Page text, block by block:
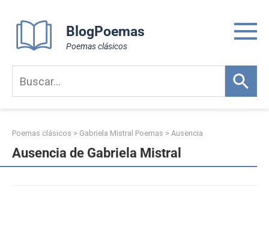
content
BlogPoemas
Poemas clásicos
Poemas clásicos > Gabriela Mistral Poemas > Ausencia
Ausencia de Gabriela Mistral